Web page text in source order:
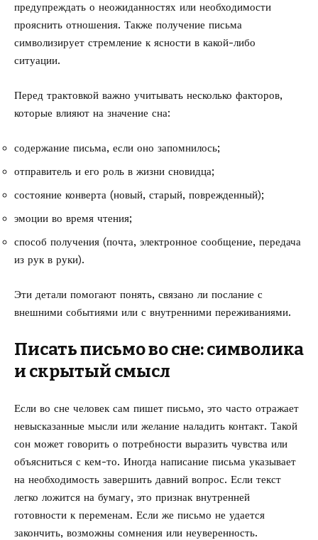
предупреждать о неожиданностях или необходимости
прояснить отношения. Также получение письма
символизирует стремление к ясности в какой-либо
ситуации.
Перед трактовкой важно учитывать несколько факторов,
которые влияют на значение сна:
содержание письма, если оно запомнилось;
отправитель и его роль в жизни сновидца;
состояние конверта (новый, старый, поврежденный);
эмоции во время чтения;
способ получения (почта, электронное сообщение, передача
из рук в руки).
Эти детали помогают понять, связано ли послание с
внешними событиями или с внутренними переживаниями.
Писать письмо во сне: символика
и скрытый смысл
Если во сне человек сам пишет письмо, это часто отражает
невысказанные мысли или желание наладить контакт. Такой
сон может говорить о потребности выразить чувства или
объясниться с кем-то. Иногда написание письма указывает
на необходимость завершить давний вопрос. Если текст
легко ложится на бумагу, это признак внутренней
готовности к переменам. Если же письмо не удается
закончить, возможны сомнения или неуверенность.